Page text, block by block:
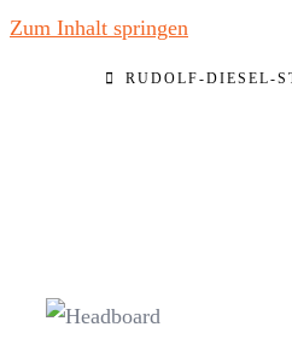
Zum Inhalt springen
RUDOLF-DIESEL-